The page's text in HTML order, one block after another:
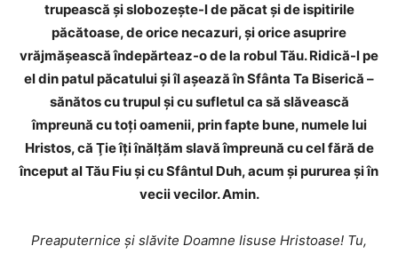
trupească şi slobozeşte-l de păcat şi de ispitirile
păcătoase, de orice necazuri, şi orice asuprire
vrăjmăşească îndepărteaz-o de la robul Tău. Ridică-l pe
el din patul păcatului şi îl aşează în Sfânta Ta Biserică –
sănătos cu trupul şi cu sufletul ca să slăvească
împreună cu toţi oamenii, prin fapte bune, numele lui
Hristos, că Ţie îţi înălţăm slavă împreună cu cel fără de
început al Tău Fiu şi cu Sfântul Duh, acum şi pururea şi în
vecii vecilor. Amin.
Preaputernice şi slăvite Doamne Iisuse Hristoase! Tu,